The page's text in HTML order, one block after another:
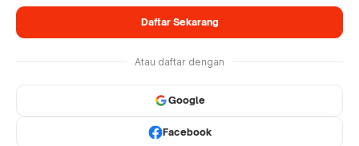
Daftar Sekarang
Atau daftar dengan
Google
Facebook